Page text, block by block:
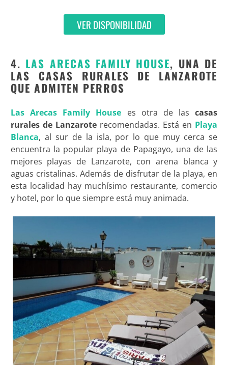
VER DISPONIBILIDAD
4. LAS ARECAS FAMILY HOUSE, UNA DE
LAS CASAS RURALES DE LANZAROTE
QUE ADMITEN PERROS
Las Arecas Family House es otra de lascasas
rurales de Lanzaroterecomendadas. Está en Playa
Blanca, al sur de la isla, por lo que muy cerca se
encuentra la popular playa de Papagayo, una de las
mejores playas de Lanzarote, con arena blanca y
aguas cristalinas. Además de disfrutar de la playa, en
esta localidad hay muchísimo restaurante, comercio
y hotel, por lo que siempre está muy animada.